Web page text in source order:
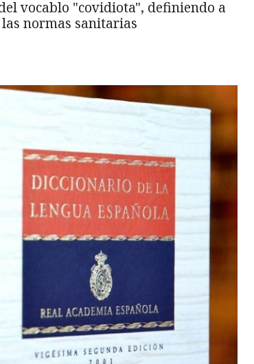
vocablo "covidiota", definiendo a
normas sanitarias